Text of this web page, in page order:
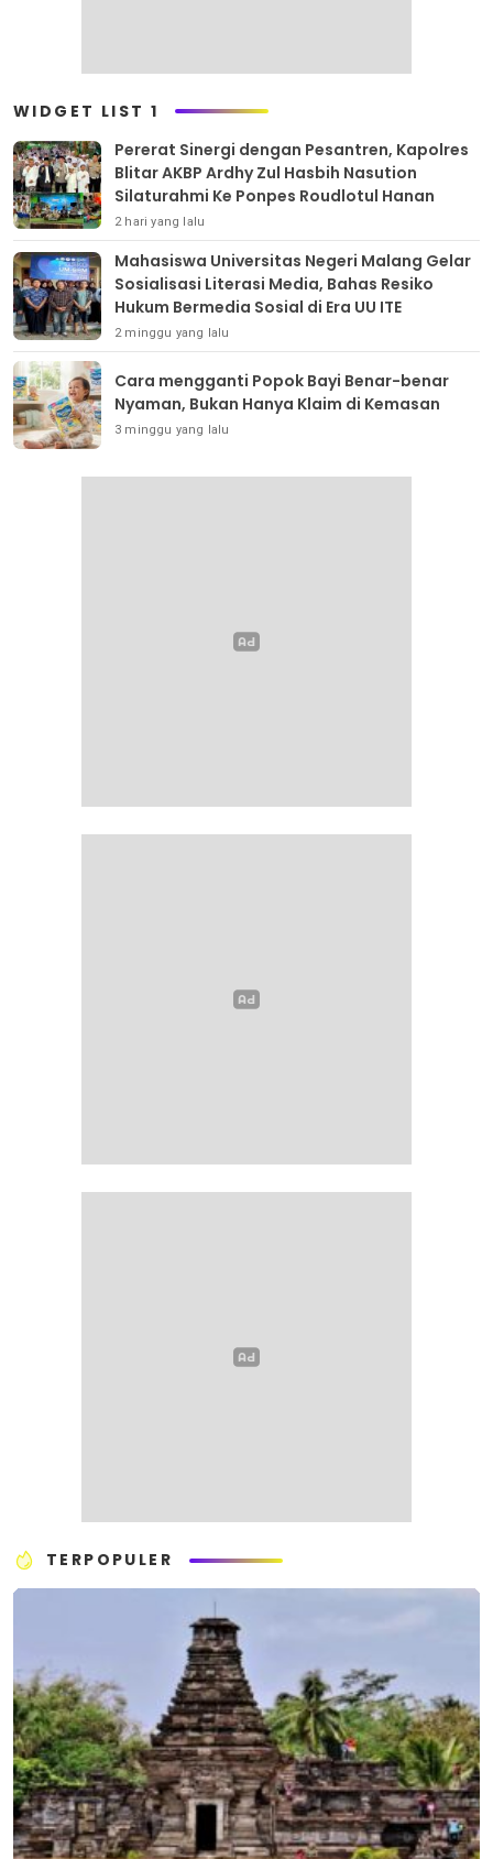
WIDGET LIST 1
Pererat Sinergi dengan Pesantren, Kapolres
Blitar AKBP Ardhy Zul Hasbih Nasution
Silaturahmi Ke Ponpes Roudlotul Hanan
2 hari yang lalu
Mahasiswa Universitas Negeri Malang Gelar
Sosialisasi Literasi Media, Bahas Resiko
Hukum Bermedia Sosial di Era UU ITE
2 minggu yang lalu
Cara mengganti Popok Bayi Benar-benar
Nyaman, Bukan Hanya Klaim di Kemasan
3 minggu yang lalu
TERPOPULER